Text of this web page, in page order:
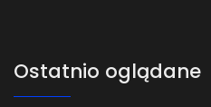
Ostatnio oglądane